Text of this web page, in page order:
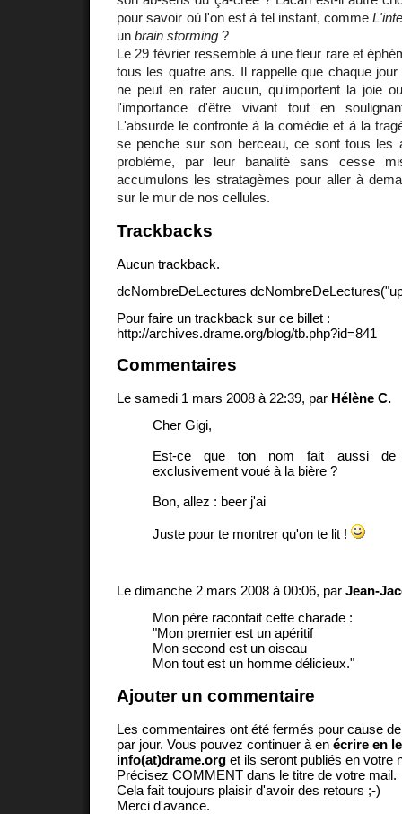
pour savoir où l'on est à tel instant, comme
un brain storming ?
Le 29 février ressemble à une fleur rare et
tous les quatre ans. Il rappelle que chaque
ne peut en rater aucun, qu'importent la joie
l'importance d'être vivant tout en
L'absurde le confronte à la comédie et à la
se penche sur son berceau, ce sont tous les
problème, par leur banalité sans cesse
accumulons les stratagèmes pour aller à
sur le mur de nos cellules.
Trackbacks
Aucun trackback.
dcNombreDeLectures
Pour faire un trackback sur ce billet :
http://archives.drame.org/blog/tb.php?id=841
Commentaires
Le samedi 1 mars 2008 à 22:39, par Hélène C.
Cher Gigi,
Est-ce que ton nom fait aussi de
exclusivement voué à la bière ?
Bon, allez : beer j'ai
Juste pour te montrer qu'on te lit !
Le dimanche 2 mars 2008 à 00:06, par Jean-
Mon père racontait cette charade :
"Mon premier est un apéritif
Mon second est un oiseau
Mon tout est un homme délicieux."
Ajouter un commentaire
Les commentaires ont été fermés pour cause
par jour. Vous pouvez continuer à en écrire en
info(at)drame.org et ils seront publiés en votre
Précisez COMMENT dans le titre de votre mail.
Cela fait toujours plaisir d'avoir des retours ;-)
Merci d'avance.